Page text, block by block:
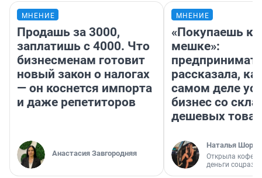
МНЕНИЕ
Продашь за 3000,
заплатишь с 4000. Что
бизнесменам готовит
новый закон о налогах
— он коснется импорта
и даже репетиторов
Анастасия Завгородняя
МНЕНИЕ
«Покупаешь
мешке»:
рассказала,
самом деле
бизнес со
дешевых
Наталья
Открыла
деньги